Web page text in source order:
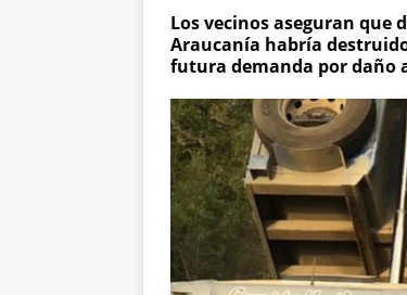
Los vecinos aseguran que
Araucanía habría
futura demanda por daño